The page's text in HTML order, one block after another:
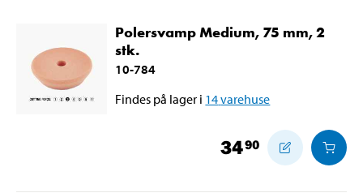
Polersvamp Medium, 75 mm, 2
stk.
10-784
Findes på lager i 14varehuse
3490